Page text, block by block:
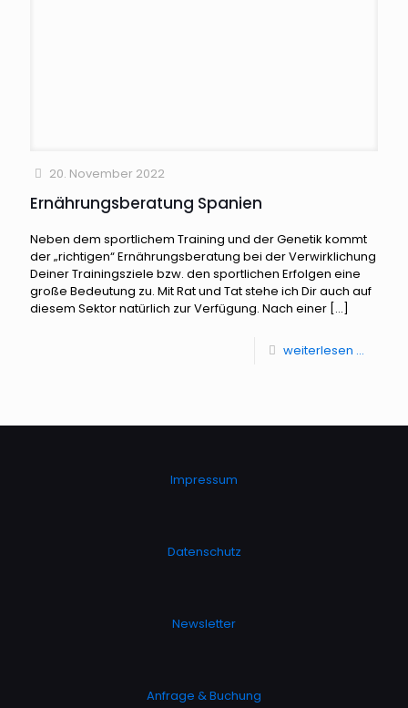
20. November 2022
Ernährungsberatung Spanien
Neben dem sportlichem Training und der Genetik kommt
der „richtigen“ Ernährungsberatung bei der Verwirklichung
Deiner Trainingsziele bzw. den sportlichen Erfolgen eine
große Bedeutung zu. Mit Rat und Tat stehe ich Dir auch auf
diesem Sektor natürlich zur Verfügung. Nach einer […]
weiterlesen ...
Impressum
Datenschutz
Newsletter
Anfrage & Buchung